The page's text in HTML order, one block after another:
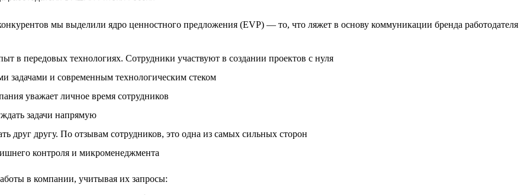
мы выделили ядро ценностного предложения (EVP) — то, что ляжет в основу коммуникации бренда работодателя
в передовых технологиях. Сотрудники участвуют в создании проектов с нуля
задачами и современным технологическим стеком
уважает личное время сотрудников
задачи напрямую
друг другу. По отзывам сотрудников, это одна из самых сильных сторон
контроля и микроменеджмента
в компании, учитывая их запросы: